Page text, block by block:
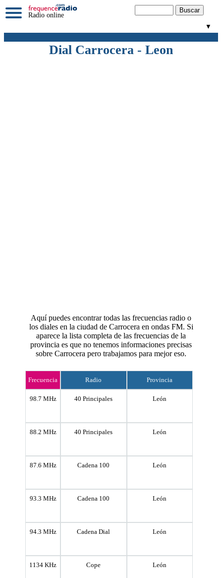
Radio online
▼
Dial Carrocera - Leon
Aquí puedes encontrar todas las frecuencias radio o
los diales en la ciudad de Carrocera en ondas FM. Si
aparece la lista completa de las frecuencias de la
provincia es que no tenemos informaciones precisas
sobre Carrocera pero trabajamos para mejor eso.
Frecuencia Radio Provincia
98.7 MHz 40 Principales León
88.2 MHz 40 Principales León
87.6 MHz Cadena 100 León
93.3 MHz Cadena 100 León
94.3 MHz Cadena Dial León
1134 KHz Cope León